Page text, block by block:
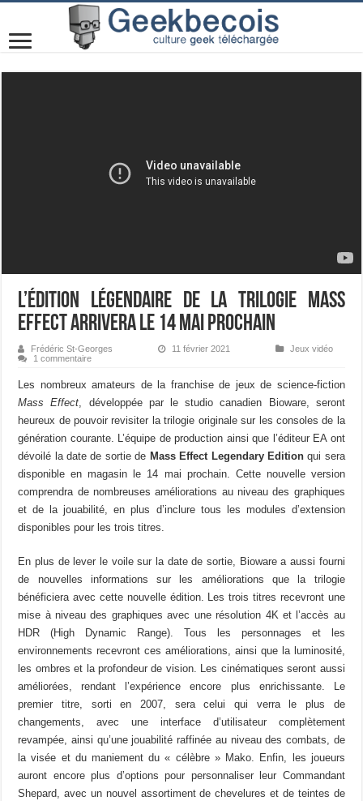
L’édition légendaire de la trilogie Mass
Effect arrivera le 14 mai prochain
Frédéric St-Georges 11 février 2021
Jeux vidéo
1 commentaire
Les nombreux amateurs de la franchise de jeux de science-fiction
Mass Effect, développée par le studio canadien Bioware, seront
heureux de pouvoir revisiter la trilogie originale sur les consoles de la
génération courante. L’équipe de production ainsi que l’éditeur EA ont
dévoilé la date de sortie de Mass Effect Legendary Editionqui sera
disponible en magasin le 14 mai prochain. Cette nouvelle version
comprendra de nombreuses améliorations au niveau des graphiques
et de la jouabilité, en plus d’inclure tous les modules d’extension
disponibles pour les trois titres.
En plus de lever le voile sur la date de sortie, Bioware a aussi fourni
de nouvelles informations sur les améliorations que la trilogie
bénéficiera avec cette nouvelle édition. Les trois titres recevront une
mise à niveau des graphiques avec une résolution 4K et l’accès au
HDR (High Dynamic Range). Tous les personnages et les
environnements recevront ces améliorations, ainsi que la luminosité,
les ombres et la profondeur de vision. Les cinématiques seront aussi
améliorées, rendant l’expérience encore plus enrichissante. Le
premier titre, sorti en 2007, sera celui qui verra le plus de
changements, avec une interface d’utilisateur complètement
revampée, ainsi qu’une jouabilité raffinée au niveau des combats, de
la visée et du maniement du « célèbre » Mako. Enfin, les joueurs
auront encore plus d’options pour personnaliser leur Commandant
Shepard, avec un nouvel assortiment de chevelures et de teintes de